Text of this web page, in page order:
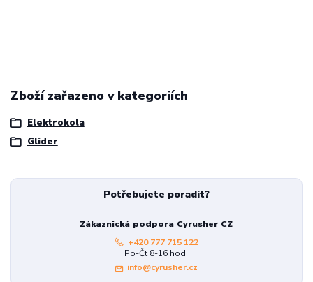
Zboží zařazeno v kategoriích
Elektrokola
Glider
Potřebujete poradit?
Zákaznická podpora Cyrusher CZ
+420 777 715 122
Po-Čt 8-16 hod.
info@cyrusher.cz